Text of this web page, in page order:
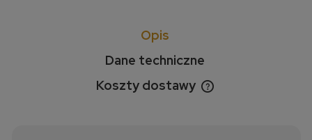
Opis
Dane techniczne
Koszty dostawy
Cena nie zawiera ewentualnych kosztów płatności